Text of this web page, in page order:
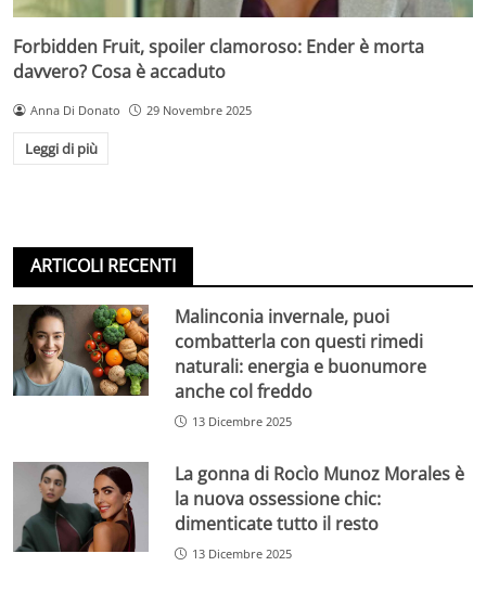
Forbidden Fruit, spoiler clamoroso: Ender è morta
davvero? Cosa è accaduto
Anna Di Donato 29 Novembre 2025
Leggi di più
ARTICOLI RECENTI
Malinconia invernale, puoi
combatterla con questi rimedi
naturali: energia e buonumore
anche col freddo
13 Dicembre 2025
La gonna di Rocìo Munoz Morales è
la nuova ossessione chic:
dimenticate tutto il resto
13 Dicembre 2025